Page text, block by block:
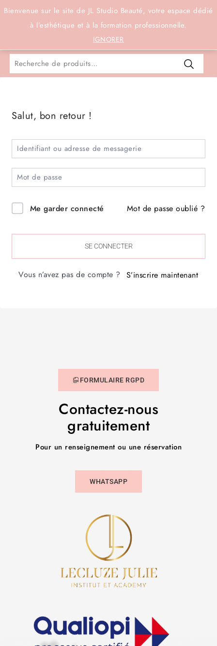
Bienvenue sur le site de JL Studio Beauté, votre espace dédié
à l’esthétique et à la formation professionnelle.
IGNORER
Connexion
Salut, bon retour !
Me garder connecté Mot de passe oublié ?
SE CONNECTER
Vous n’avez pas de compte ? S’inscrire maintenant
FORMULAIRE RGPD
Contactez-nous
gratuitement
Pour un renseignement ou une réservation
WHATSAPP